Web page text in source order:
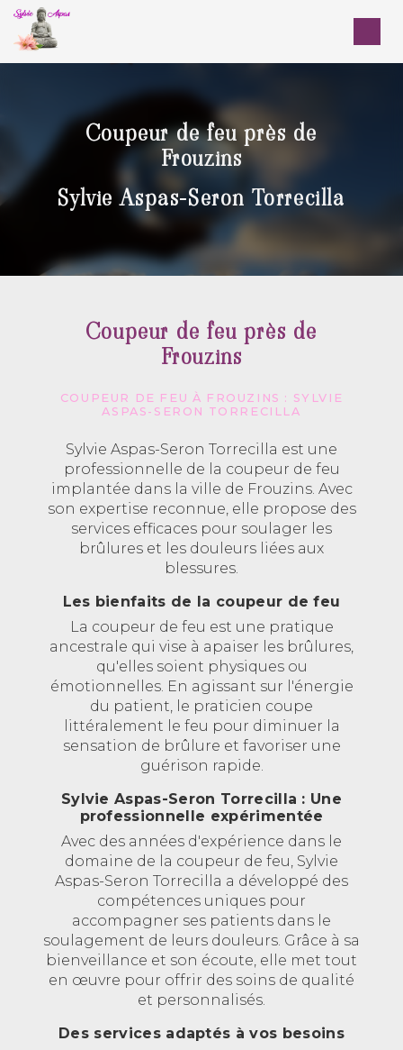
Coupeur de feu près de
Frouzins
Sylvie Aspas-Seron Torrecilla
Coupeur de feu près de
Frouzins
COUPEUR DE FEU À FROUZINS : SYLVIE
ASPAS-SERON TORRECILLA
Sylvie Aspas-Seron Torrecilla est une
professionnelle de la coupeur de feu
implantée dans la ville de Frouzins. Avec
son expertise reconnue, elle propose des
services efficaces pour soulager les
brûlures et les douleurs liées aux
blessures.
Les bienfaits de la coupeur de feu
La coupeur de feu est une pratique
ancestrale qui vise à apaiser les brûlures,
qu'elles soient physiques ou
émotionnelles. En agissant sur l'énergie
du patient, le praticien coupe
littéralement le feu pour diminuer la
sensation de brûlure et favoriser une
guérison rapide.
Sylvie Aspas-Seron Torrecilla : Une
professionnelle expérimentée
Avec des années d'expérience dans le
domaine de la coupeur de feu, Sylvie
Aspas-Seron Torrecilla a développé des
compétences uniques pour
accompagner ses patients dans le
soulagement de leurs douleurs. Grâce à sa
bienveillance et son écoute, elle met tout
en œuvre pour offrir des soins de qualité
et personnalisés.
Des services adaptés à vos besoins
Panneau de gestion des cookies